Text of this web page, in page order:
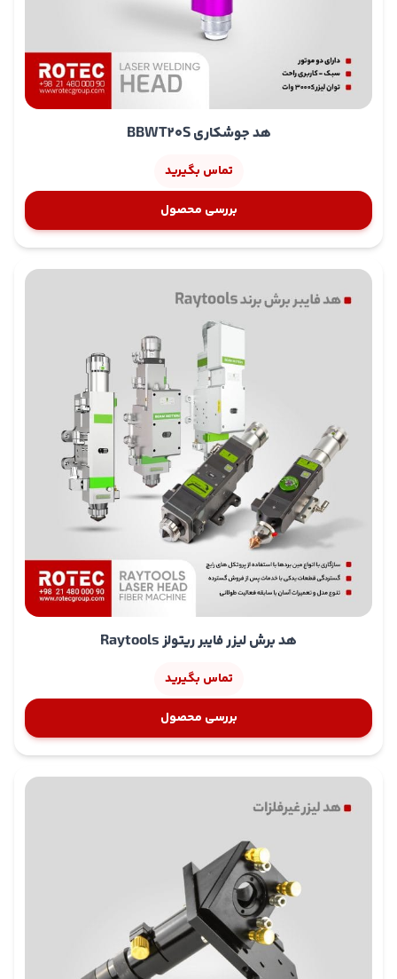
بدنه‌ها و قطعات فلزی خودرو و ساخت قطعات بدنه
صنایع هوافضا: برش دقیق قطعات آلیاژی سبک و بدنه
هواپیما
نفت، گاز و پتروشیمی: برش لوله‌ها، مخازن و قطعات سنگین
فلزی مورد نیاز در پالایشگاه‌ها و صنایع نفتی
تولید ماشین‌آلات و لوازم خانگی: برش ورق‌های فولادی برای
ساخت تجهیزات صنعتی، ماشین‌آلات سنگین و محصولات
لوازم خانگی
صنایع کشاورزی و نساجی: برش شاسی دستگاه‌ها و قطعات
صنعتی در خطوط تولید محصولات کشاورزی و نساجی
ماشین‌آلات تولید بسته‌بندی و قطعات مربوط به صنایع غذایی
نکات فنی گاز برش و خنک‌کننده نازل هد BLT421S
جلوگیری از آسیب به قطعات حساس اپتیکی، رعایت
استانداردهای گاز مصرفی الزامی است:
مگاپاسکال) است.
کیفیت گاز برش باید با الزامات استاندارد ISO 8573-1:2010
مطابقت داشته باشد:
ذرات جامد: یعنی میزان ذرات باید خیلی کم باشد.
رطوبت (آب): گاز نباید مرطوب باشد.
روغن: نباید گاز دارای بخار یا ذرات روغن باشد.
استفاده از گاز برش با خلوص بالا، به‌طور مستقیم باعث افزایش
طول عمر شیشه‌های محافظ اپتیکی و کاهش دفعات نیاز به
سرویس و تعویض می‌شود
در اتصال سیستم خنک‌کننده، ورودی آب خنک‌کننده به
برای گردش آب خنک‌کننده، تنها از آب خالص یا آب
آشامیدنی استفاده شود.
به منظور جلوگیری از رشد کپک و رسوب در سیستم
خنک‌کننده که می‌تواند منجر به انسداد لوله‌ها شود،
(CH₃CH₂OH) به میزان ٪۱۰ از حجم آب خالص به آن اضافه
منفی ۱۰ درجه سانتی‌گراد باشد، استفاده از محلول
گلیکول با نسبت حجمی ٪۳۰ الزامی بوده و باید هر دو ماه
هد جوشکاری BBWT20S
تماس بگیرید
بررسی محصول
هد برش لیزر فایبر ریتولز Raytools
تماس بگیرید
بررسی محصول